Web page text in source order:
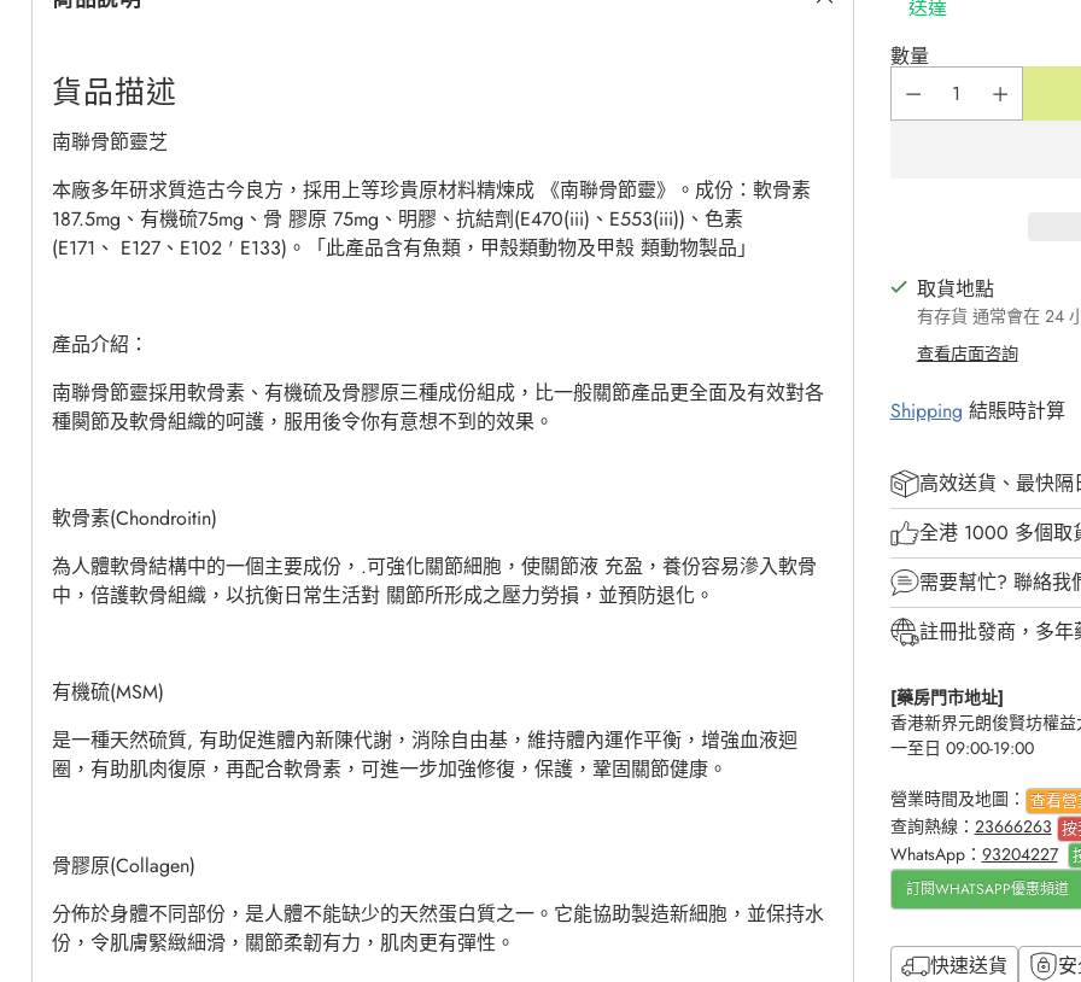
貨品描述
南聯骨節靈芝
本廠多年研求質造古今良方，採用上等珍貴原材料精煉成 《南聯骨節靈》。成份：軟骨素
187.5mg、有機硫75mg、骨 膠原 75mg、明膠、抗結劑(E470(iii)、E553(iii))、色素
(E171、 E127、E102 ' E133)。「此產品含有魚類，甲殼類動物及甲殼 類動物製品」
產品介紹：
南聯骨節靈採用軟骨素、有機硫及骨膠原三種成份組成，比一般關節產品更全面及有效對各
種闋節及軟骨組織的呵護，服用後令你有意想不到的效果。
軟骨素(Chondroitin)
為人體軟骨結構中的一個主要成份，.可強化關節細胞，使關節液 充盈，養份容易滲入軟骨
中，倍護軟骨組織，以抗衡日常生活對 關節所形成之壓力勞損，並預防退化。
有機硫(MSM)
是一種天然硫質, 有助促進體內新陳代謝，消除自由基，維持體內運作平衡，增強血液迴
圈，有助肌肉復原，再配合軟骨素，可進一步加強修復，保護，鞏固關節健康。
骨膠原(Collagen)
分佈於身體不同部份，是人體不能缺少的天然蛋白質之一。它能協助製造新細胞，並保持水
份，令肌膚緊緻細滑，關節柔韌有力，肌肉更有彈性。
送達
數量
取貨地點
有存貨 通常會在 24
查看店面咨詢
Shipping 結賬時計算
高效送貨、最快隔
全港 1000 多個取
需要幫忙? 聯絡我
註冊批發商，多年
[藥房門市地址]
香港新界元朗俊賢坊權
一至日 09:00-19:00
營業時間及地圖： 查看
查詢熱線： 23666263 按
WhatsApp： 93204227
訂閱WHATSAPP優惠頻道
快速送貨